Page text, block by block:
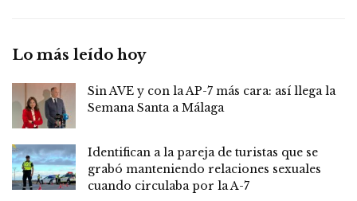
Lo más leído hoy
Sin AVE y con la AP-7 más cara: así llega la
Semana Santa a Málaga
Identifican a la pareja de turistas que se
grabó manteniendo relaciones sexuales
cuando circulaba por la A-7